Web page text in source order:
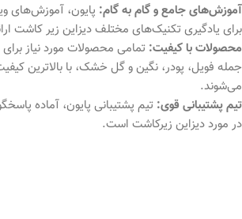
آموزش‌های جامع و گام به گام: پایون، آموزش‌های
برای یادگیری تکنیک‌های مختلف دیزاین زیر کاشت
محصولات با کیفیت: تمامی محصولات مورد نیاز برای
جمله فویل، پودر، نگین و گل خشک، با بالاترین
می‌شوند.
تیم پشتیبانی قوی: تیم پشتیبانی پایون، آماده
در مورد دیزاین زیرکاشت است.